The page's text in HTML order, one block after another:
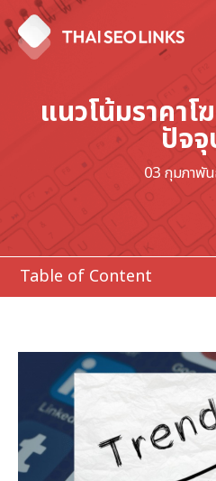
Skip
to
content
แนวโน้มราคา
ปัจ
03 กุมภาพั
Table of Content